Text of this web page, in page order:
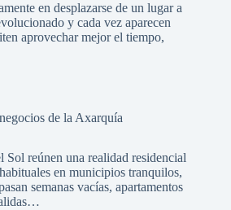
en desplazarse de un lugar a
y cada vez aparecen
aprovechar mejor el tiempo,
de la Axarquía
reúnen una realidad residencial
en municipios tranquilos,
semanas vacías, apartamentos